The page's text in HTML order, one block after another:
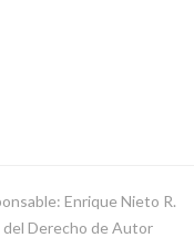
Enrique Nieto R.
del Derecho de Autor